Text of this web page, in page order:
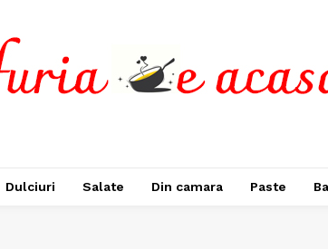
Dulciuri Salate Din camara Paste